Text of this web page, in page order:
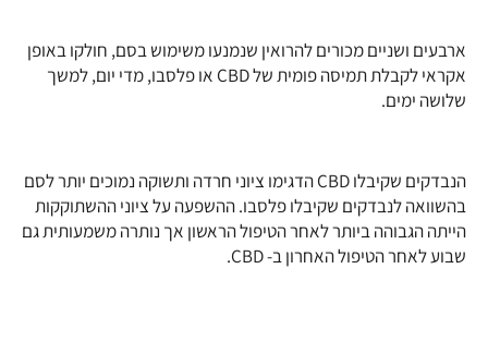
ארבעים ושניים מכורים להרואין שנמנעו משימוש בסם, חולקו באופן
אקראי לקבלת תמיסה פומית של CBD או פלסבו, מדי יום, למשך
שלושה ימים.
הנבדקים שקיבלו CBD הדגימו ציוני חרדה ותשוקה נמוכים יותר לסם
בהשוואה לנבדקים שקיבלו פלסבו. ההשפעה על ציוני ההשתוקקות
הייתה הגבוהה ביותר לאחר הטיפול הראשון אך נותרה משמעותית גם
שבוע לאחר הטיפול האחרון ב- CBD.